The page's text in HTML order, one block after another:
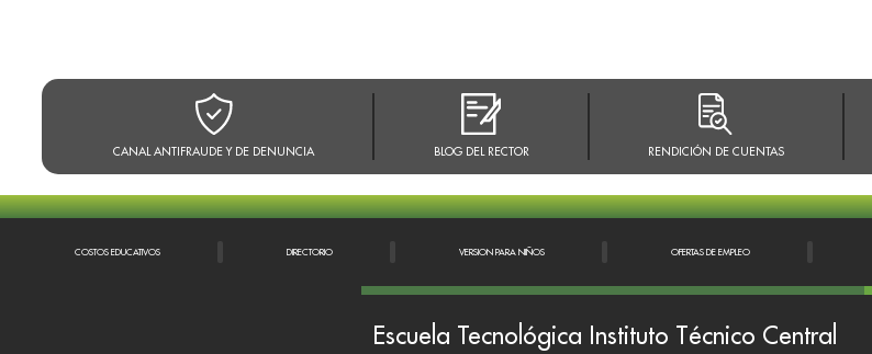
CANAL ANTIFRAUDE Y DE DENUNCIA BLOG DEL RECTOR RENDICIÓN DE CUENTAS
COSTOS EDUCATIVOS DIRECTORIO VERSION PARA NIÑOS OFERTAS DE EMPLEO
Escuela Tecnológica Instituto Técnico Central